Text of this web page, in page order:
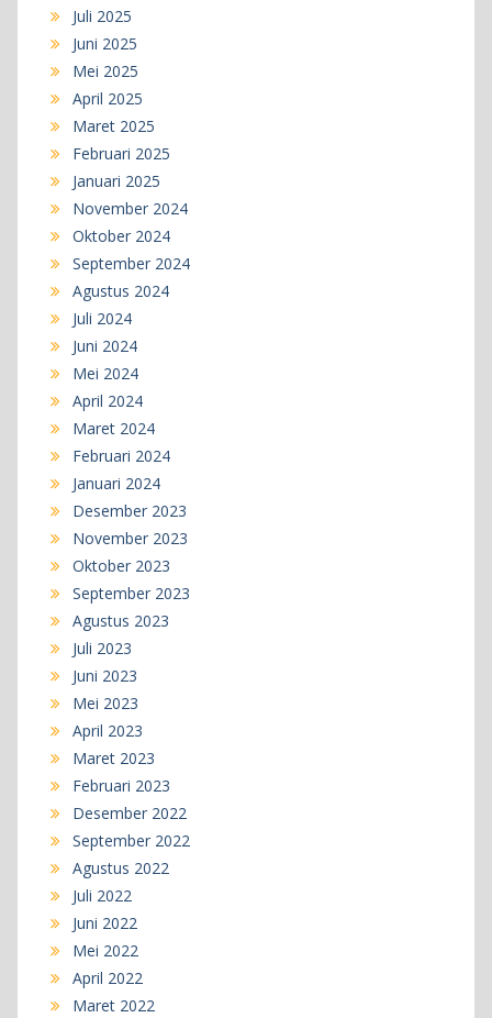
Juli 2025
Juni 2025
Mei 2025
April 2025
Maret 2025
Februari 2025
Januari 2025
November 2024
Oktober 2024
September 2024
Agustus 2024
Juli 2024
Juni 2024
Mei 2024
April 2024
Maret 2024
Februari 2024
Januari 2024
Desember 2023
November 2023
Oktober 2023
September 2023
Agustus 2023
Juli 2023
Juni 2023
Mei 2023
April 2023
Maret 2023
Februari 2023
Desember 2022
September 2022
Agustus 2022
Juli 2022
Juni 2022
Mei 2022
April 2022
Maret 2022